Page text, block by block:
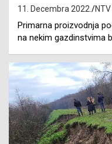
11. Decembra 2022.
Primarna proizvodnja
na nekim gazdinstvima